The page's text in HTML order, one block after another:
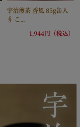
宇治煎茶 香風 85g缶入
§ こ...
1,944円（税込）